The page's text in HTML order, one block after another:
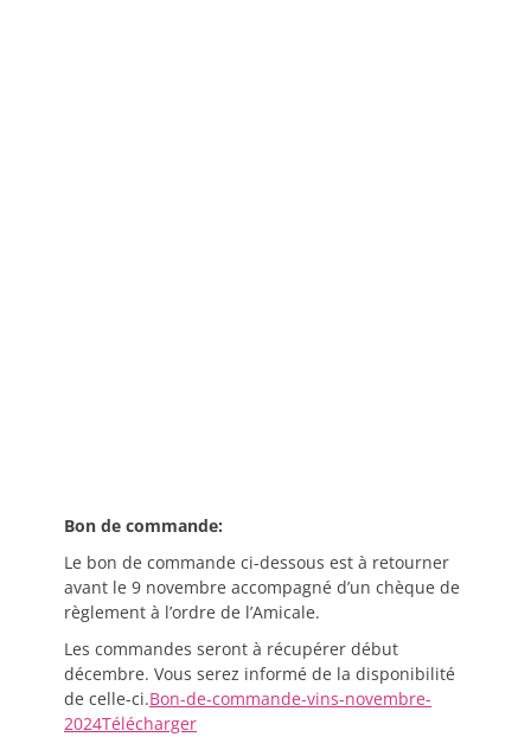
Bon de commande:
Le bon de commande ci-dessous est à retourner
avant le 9 novembre accompagné d’un chèque de
règlement à l’ordre de l’Amicale.
Les commandes seront à récupérer début
décembre. Vous serez informé de la disponibilité
de celle-ci.Bon-de-commande-vins-novembre-
2024Télécharger